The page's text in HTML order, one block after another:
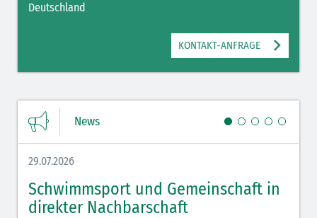
Deutschland
KONTAKT-ANFRAGE
News
29.07.2026
Schwimmsport und Gemeinschaft in
direkter Nachbarschaft